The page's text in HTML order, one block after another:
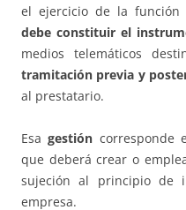
el ejercicio de la
debe constituir el
medios telemáticos
tramitación previa y
al prestatario.
Esagestión corresponde
que deberá crear o
sujeción al principio de
empresa.